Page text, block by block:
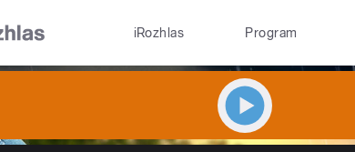
iRozhlas Program